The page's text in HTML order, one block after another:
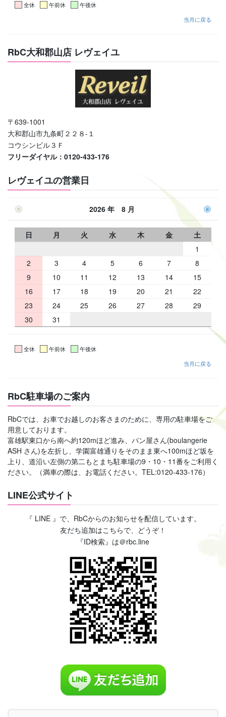
全休 午前休
午後休
当月に戻る
RbC大和郡山店 レヴェイユ
〒639-1001
大和郡山市九条町２２８-１
コウシンビル３Ｆ
フリーダイヤル：0120-433-176
レヴェイユの営業日
2026 年 8 月
日 月 火 水 木 金
土
1
2
3 4 5 6 7
8
9
10 11 12 13 14
15
16
17 18 19 20 21
22
23
24 25 26 27 28
29
30
31
全休 午前休
午後休
当月に戻る
RbC駐車場のご案内
RbCでは、お車でお越しのお客さまのために、専用の駐車場をご
用意しております。
富雄駅東口から南へ約120mほど進み、パン屋さん(boulangerie
ASH さん)を左折し、学園富雄通りをそのまま東へ100mほど坂を
上り、道沿い左側の第二もとまち駐車場の9・10・11番をご利用く
ださい。（満車の際は、お電話ください。TEL:0120-433-176）
LINE公式サイト
『 LINE 』で、RbCからのお知らせを配信しています。
友だち追加はこちらで、どうぞ！
『ID検索』は＠rbc.line